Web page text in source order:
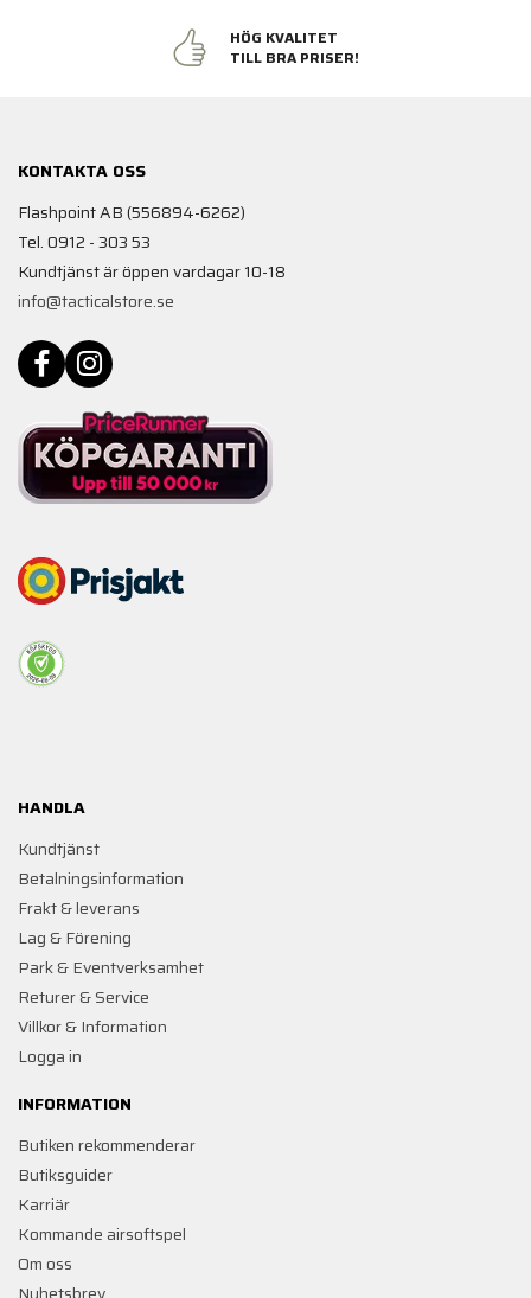
HÖG KVALITET
TILL BRA PRISER!
KONTAKTA OSS
Flashpoint AB (556894-6262)
Tel. 0912 - 303 53
Kundtjänst är öppen vardagar 10-18
info@tacticalstore.se
HANDLA
Kundtjänst
Betalningsinformation
Frakt & leverans
Lag & Förening
Park & Eventverksamhet
Returer & Service
Villkor & Information
Logga in
INFORMATION
Butiken rekommenderar
Butiksguider
Karriär
Kommande airsoftspel
Om oss